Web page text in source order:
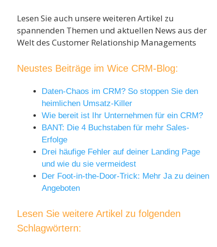
Lesen Sie auch unsere weiteren Artikel zu
spannenden Themen und aktuellen News aus der
Welt des Customer Relationship Managements
Neustes Beiträge im Wice CRM-Blog:
Daten-Chaos im CRM? So stoppen Sie den
heimlichen Umsatz-Killer
Wie bereit ist Ihr Unternehmen für ein CRM?
BANT: Die 4 Buchstaben für mehr Sales-
Erfolge
Drei häufige Fehler auf deiner Landing Page
und wie du sie vermeidest
Der Foot-in-the-Door-Trick: Mehr Ja zu deinen
Angeboten
Lesen Sie weitere Artikel zu folgenden
Schlagwörtern: